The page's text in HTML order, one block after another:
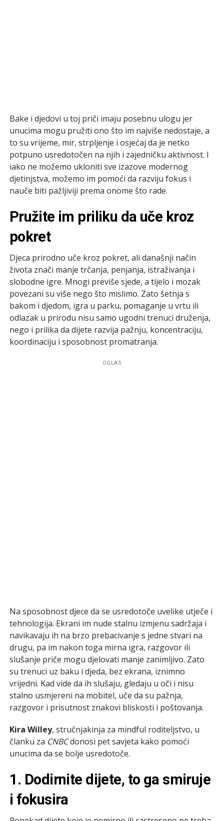
Bake i djedovi u toj priči imaju posebnu ulogu jer
unucima mogu pružiti ono što im najviše nedostaje, a
to su vrijeme, mir, strpljenje i osjećaj da je netko
potpuno usredotočen na njih i zajedničku aktivnost. I
iako ne možemo ukloniti sve izazove modernog
djetinjstva, možemo im pomoći da razviju fokus i
nauče biti pažljiviji prema onome što rade.
Pružite im priliku da uče kroz
pokret
Djeca prirodno uče kroz pokret, ali današnji način
života znači manje trčanja, penjanja, istraživanja i
slobodne igre. Mnogi previše sjede, a tijelo i mozak
povezani su više nego što mislimo. Zato šetnja s
bakom i djedom, igra u parku, pomaganje u vrtu ili
odlazak u prirodu nisu samo ugodni trenuci druženja,
nego i prilika da dijete razvija pažnju, koncentraciju,
koordinaciju i sposobnost promatranja.
OGLAS
Na sposobnost djece da se usredotoče uvelike utječe i
tehnologija. Ekrani im nude stalnu izmjenu sadržaja i
navikavaju ih na brzo prebacivanje s jedne stvari na
drugu, pa im nakon toga mirna igra, razgovor ili
slušanje priče mogu djelovati manje zanimljivo. Zato
su trenuci uz baku i djeda, bez ekrana, iznimno
vrijedni. Kad vide da ih slušaju, gledaju u oči i nisu
stalno usmjereni na mobitel, uče da su pažnja,
razgovor i prisutnost znakovi bliskosti i poštovanja.
Kira Willey, stručnjakinja za mindful roditeljstvo, u
članku za CNBCdonosi pet savjeta kako pomoći
unucima da se bolje usredotoče.
1. Dodirnite dijete, to ga smiruje
i fokusira